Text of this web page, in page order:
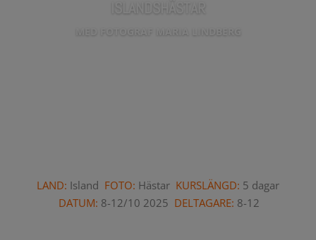
ISLANDSHÄSTAR
MED FOTOGRAF MARIA LINDBERG
LAND: Island FOTO: Hästar KURSLÄNGD: 5 dagar
DATUM: 8-12/10 2025 DELTAGARE: 8-12